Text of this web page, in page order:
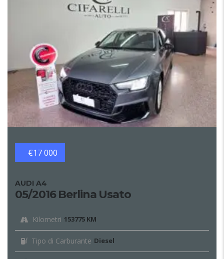
€17 000
AUDI A4
05/2016 Berlina Usato
Kilometri 153775 KM
Tipo di Carburante Diesel